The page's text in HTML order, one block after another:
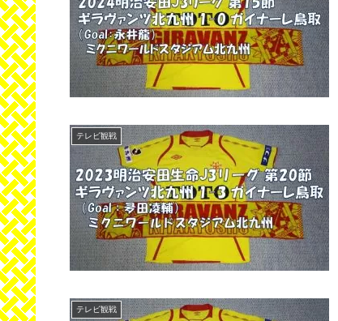
テレビ観戦
テレビ観戦